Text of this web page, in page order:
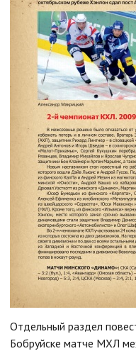
Отдельный раздел
Бобруйске матче МХЛ